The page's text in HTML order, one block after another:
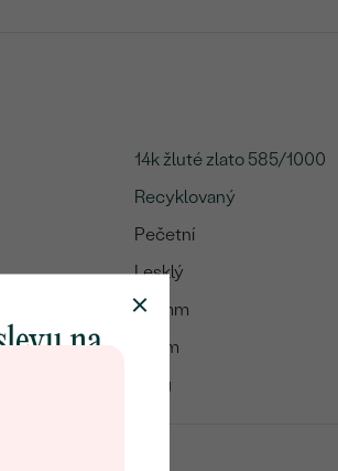
14k žluté zlato 585/1000
Recyklovaný
Pečetní
Lesklý
1.9 mm
9 mm
3.3 g
na